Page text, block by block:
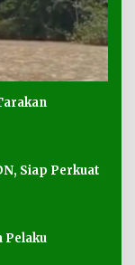
Siap Perkuat
Pelaku